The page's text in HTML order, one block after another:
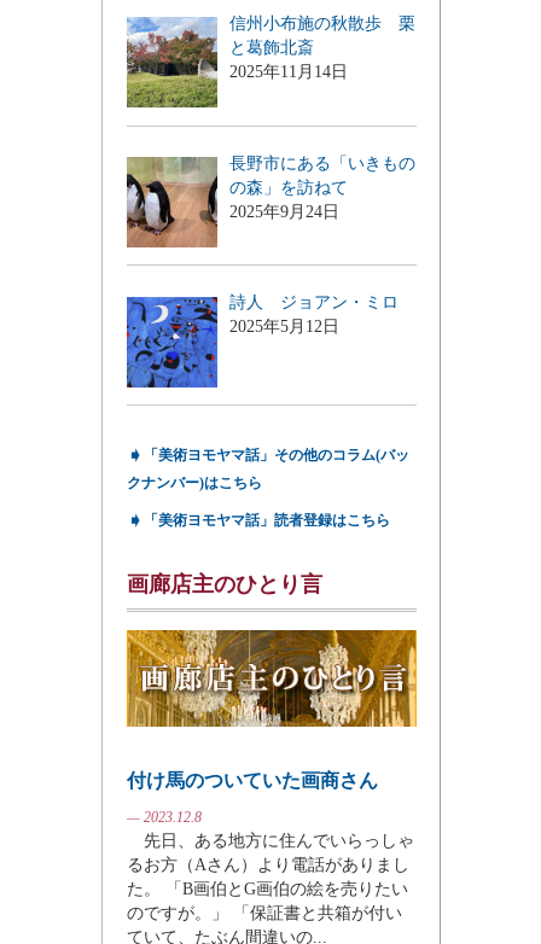
信州小布施の秋散歩 栗
と葛飾北斎
長野市にある「いきもの
の森」を訪ねて
詩人 ジョアン・ミロ
➧「美術ヨモヤマ話」その他のコラム(バッ
クナンバー)はこちら
画廊店主のひとり言
付け馬のついていた画商さん
— 2023.12.8
先日、ある地方に住んでいらっしゃ
るお方（Aさん）より電話がありまし
た。 「B画伯とG画伯の絵を売りたい